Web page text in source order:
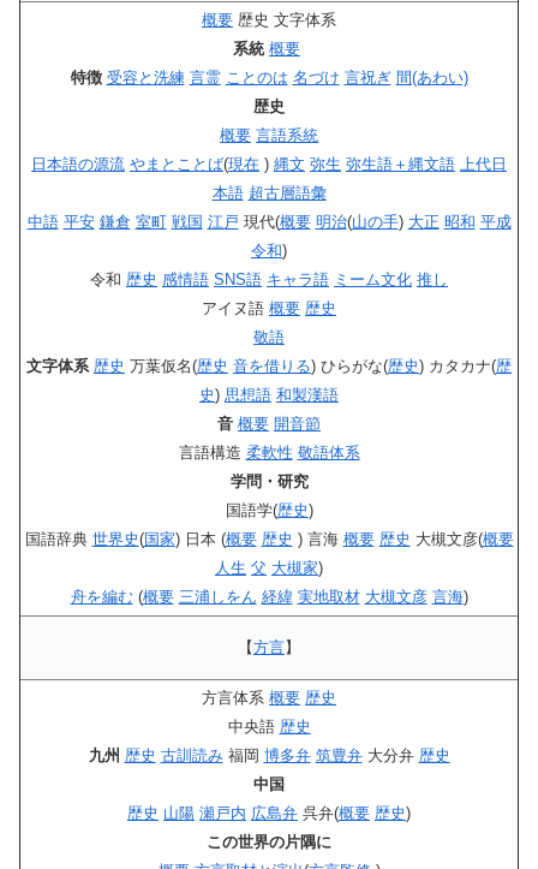
概要 歴史 文字体系
系統 概要
特徴 受容と洗練 言霊 ことのは 名づけ 言祝ぎ 間(あわい)
歴史
概要 言語系統
日本語の源流 やまとことば(現在 ) 縄文 弥生 弥生語＋縄文語 上代日
本語 超古層語彙
中語 平安 鎌倉 室町 戦国 江戸 現代(概要 明治(山の手) 大正 昭和 平成
令和)
令和 歴史 感情語 SNS語 キャラ語 ミーム文化 推し
アイヌ語 概要 歴史
敬語
文字体系 歴史 万葉仮名(歴史 音を借りる) ひらがな(歴史) カタカナ(歴
史) 思想語 和製漢語
音 概要 開音節
言語構造 柔軟性 敬語体系
学問・研究
国語学(歴史)
国語辞典 世界史(国家) 日本 (概要 歴史 ) 言海 概要 歴史 大槻文彦(概要
人生 父 大槻家)
舟を編む (概要 三浦しをん 経緯 実地取材 大槻文彦 言海)
【方言】
方言体系 概要 歴史
中央語 歴史
九州 歴史 古訓読み福岡 博多弁 筑豊弁大分弁 歴史
中国
歴史 山陽 瀬戸内 広島弁 呉弁(概要 歴史)
この世界の片隅に